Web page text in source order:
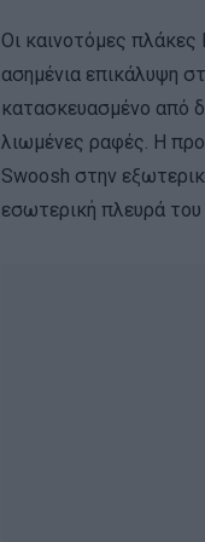
Οι καινοτόμες πλάκες
ασημένια επικάλυψη
κατασκευασμένο από
λιωμένες ραφές. Η
Swoosh στην
εσωτερική πλευρά του